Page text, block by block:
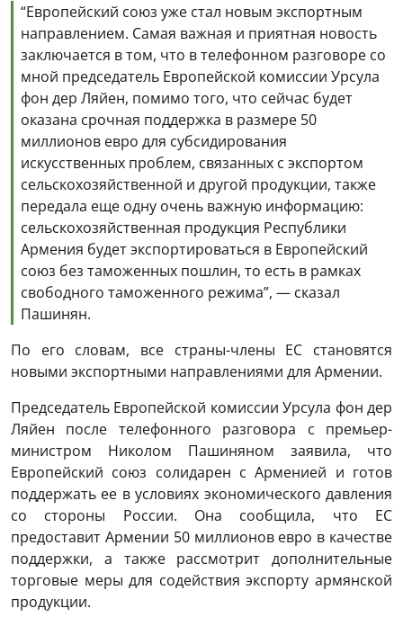
“Европейский союз уже стал новым экспортным
направлением. Самая важная и приятная новость
заключается в том, что в телефонном разговоре со
мной председатель Европейской комиссии Урсула
фон дер Ляйен, помимо того, что сейчас будет
оказана срочная поддержка в размере 50
миллионов евро для субсидирования
искусственных проблем, связанных с экспортом
сельскохозяйственной и другой продукции, также
передала еще одну очень важную информацию:
сельскохозяйственная продукция Республики
Армения будет экспортироваться в Европейский
союз без таможенных пошлин, то есть в рамках
свободного таможенного режима”, — сказал
Пашинян.
По его словам, все страны-члены ЕС становятся
новыми экспортными направлениями для Армении.
Председатель Европейской комиссии Урсула фон дер
Ляйен после телефонного разговора с премьер-
министром Николом Пашиняном заявила, что
Европейский союз солидарен с Арменией и готов
поддержать ее в условиях экономического давления
со стороны России. Она сообщила, что ЕС
предоставит Армении 50 миллионов евро в качестве
поддержки, а также рассмотрит дополнительные
торговые меры для содействия экспорту армянской
продукции.